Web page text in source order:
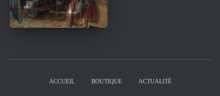
ACCUEIL BOUTIQUE ACTUALITÉ